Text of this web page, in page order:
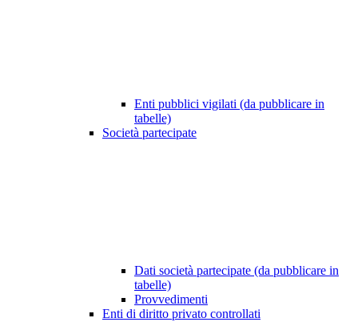
Enti pubblici vigilati (da pubblicare in
tabelle)
Società partecipate
Dati società partecipate (da pubblicare in
tabelle)
Provvedimenti
Enti di diritto privato controllati